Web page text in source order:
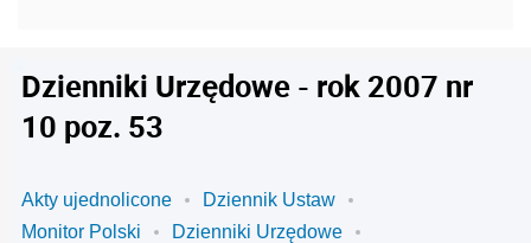
Dzienniki Urzędowe - rok 2007 nr
10 poz. 53
Akty ujednolicone
Dziennik Ustaw
Monitor Polski
Dzienniki Urzędowe